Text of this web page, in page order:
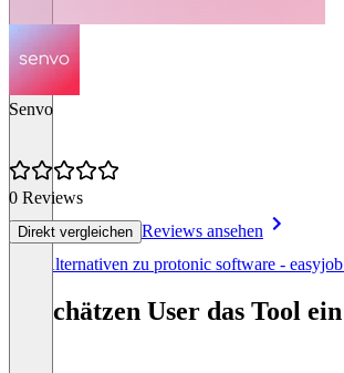
Senvo
0 Reviews
Direkt vergleichen Reviews ansehen
Alle Alternativen zu protonic software - easyjob
So schätzen User das Tool ein